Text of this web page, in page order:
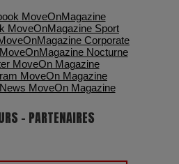
- PARTENAIRES